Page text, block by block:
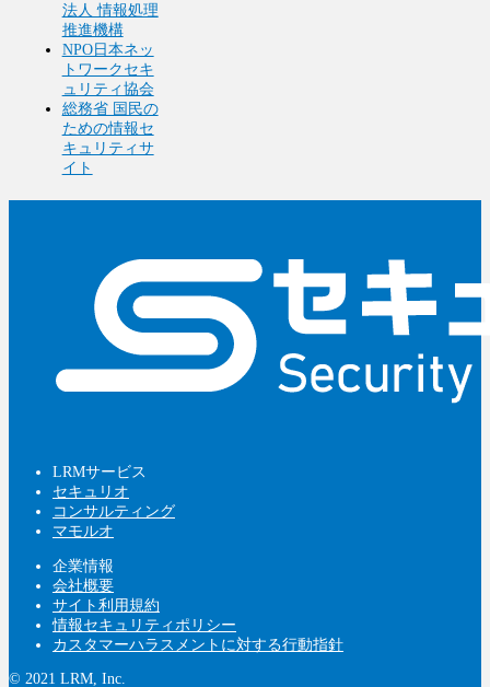
法人 情報処理
推進機構
NPO日本ネッ
トワークセキ
ュリティ協会
総務省 国民の
ための情報セ
キュリティサ
イト
LRMサービス
セキュリオ
コンサルティング
マモルオ
企業情報
会社概要
サイト利用規約
情報セキュリティポリシー
カスタマーハラスメントに対する行動指針
© 2021 LRM, Inc.